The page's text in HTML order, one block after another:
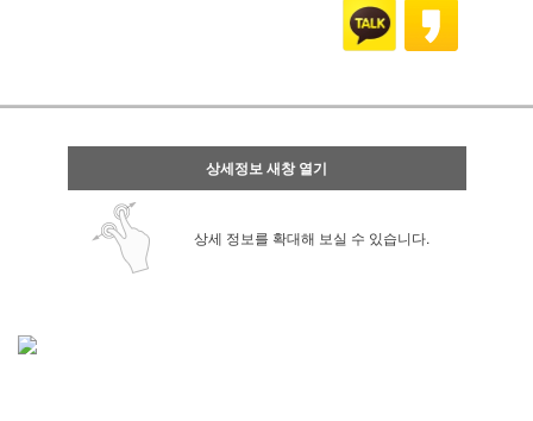
상세정보 새창 열기
상세 정보를 확대해 보실 수 있습니다.